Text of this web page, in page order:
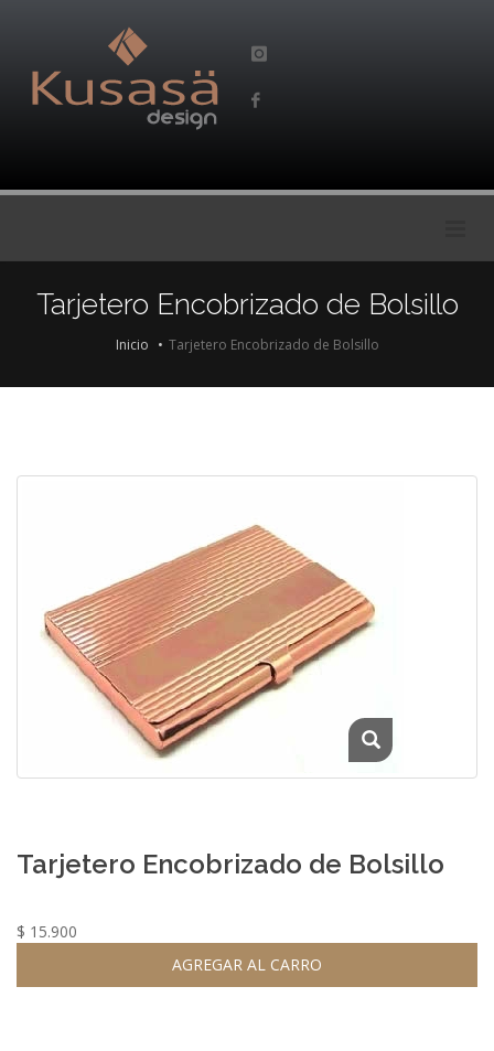
Tarjetero Encobrizado de Bolsillo
Inicio Tarjetero Encobrizado de Bolsillo
Tarjetero Encobrizado de Bolsillo
$ 15.900
AGREGAR AL CARRO